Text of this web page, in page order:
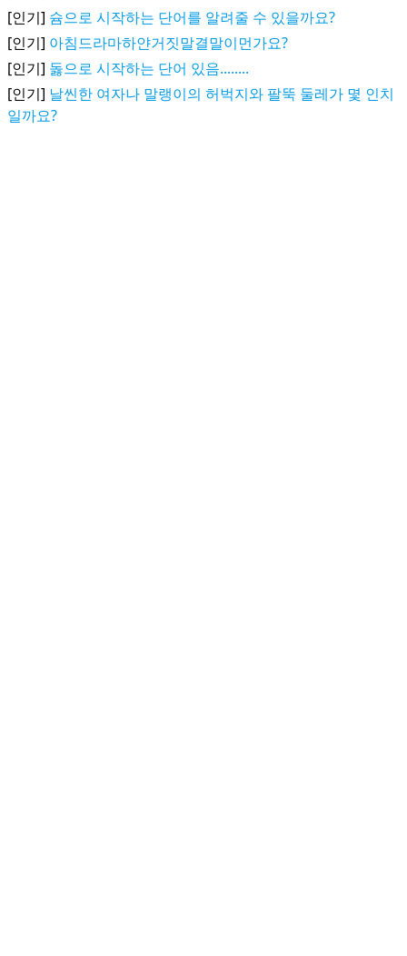
[인기] 슘으로 시작하는 단어를 알려줄 수 있을까요?
[인기] 아침드라마하얀거짓말결말이먼가요?
[인기] 돓으로 시작하는 단어 있음........
[인기] 날씬한 여자나 말랭이의 허벅지와 팔뚝 둘레가 몇 인치
일까요?